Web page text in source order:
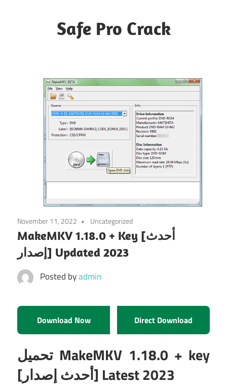
Safe Pro Crack
November 11, 2022 Uncategorized
MakeMKV 1.18.0 + Key [أحدث
إصدار] Updated 2023
Posted byadmin
Download Now Direct Download
تحميل MakeMKV 1.18.0 + key
[أحدث إصدار] Latest 2023